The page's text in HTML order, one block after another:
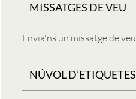
MISSATGES DE VEU
Envia'ns un missatge de veu
NÚVOL D’ETIQUETES